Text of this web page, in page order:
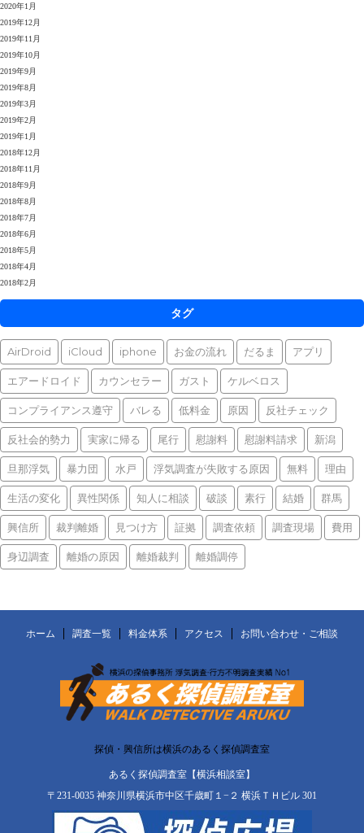
2020年1月
2019年12月
2019年11月
2019年10月
2019年9月
2019年8月
2019年3月
2019年2月
2019年1月
2018年12月
2018年11月
2018年9月
2018年8月
2018年7月
2018年6月
2018年5月
2018年4月
2018年2月
タグ
AirDroid iCloud iphone お金の流れ だるま アプリ
エアードロイド カウンセラー ガスト ケルベロス
コンプライアンス遵守 バレる 低料金 原因 反社チェック
反社会的勢力 実家に帰る 尾行 慰謝料 慰謝料請求 新潟
旦那浮気 暴力団 水戸 浮気調査が失敗する原因 無料 理由
生活の変化 異性関係 知人に相談 破談 素行 結婚 群馬
興信所 裁判離婚 見つけ方 証拠 調査依頼 調査現場 費用
身辺調査 離婚の原因 離婚裁判 離婚調停
ホーム 調査一覧 料金体系 アクセス お問い合わせ・ご相談
探偵・興信所は横浜のあるく探偵調査室
あるく探偵調査室【横浜相談室】
〒231-0035 神奈川県横浜市中区千歳町１−２ 横浜ＴＨビル 301